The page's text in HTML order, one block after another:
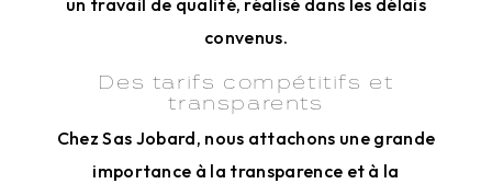
un travail de qualité, réalisé dans les délais
convenus.
Des tarifs compétitifs et
transparents
Chez Sas Jobard, nous attachons une grande
importance à la transparence et à la